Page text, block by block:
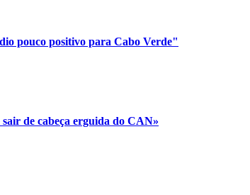
pouco positivo para Cabo Verde"
de cabeça erguida do CAN»